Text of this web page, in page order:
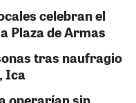
celebran el
Plaza de Armas
tras naufragio
Ica
operarían sin